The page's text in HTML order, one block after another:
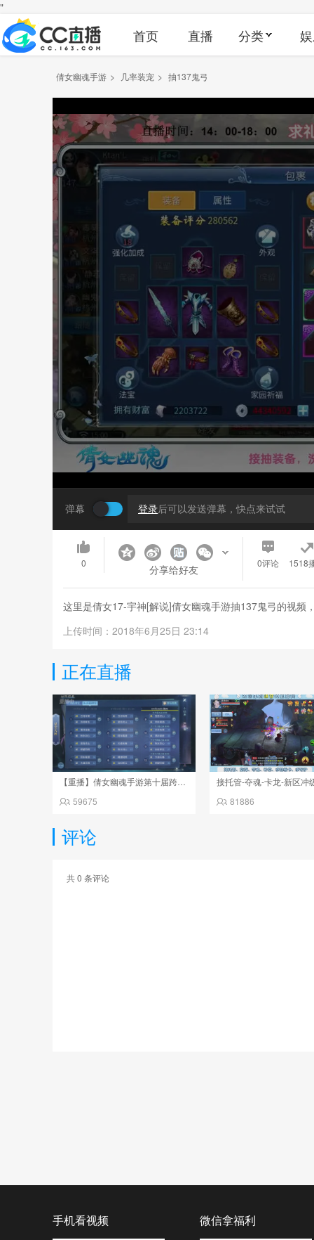
"
首页 直播 分类
倩女幽魂手游 > 几率装宠 > 抽137鬼弓
弹幕 登录后可以发送弹幕，快点来试试
0 分享给好友 0评论 1518
这里是倩女17-宇神[解说]倩女幽魂手游抽137鬼弓的视频
上传时间：2018年6月25日 23:14
正在直播
59675
接托管-夺魂-卡龙-新区冲
81886
评论
共0 条评论
手机看视频 微信拿福利